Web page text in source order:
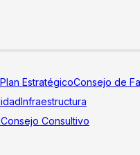
Plan EstratégicoConsejo de
Infraestructura
Consejo Consultivo